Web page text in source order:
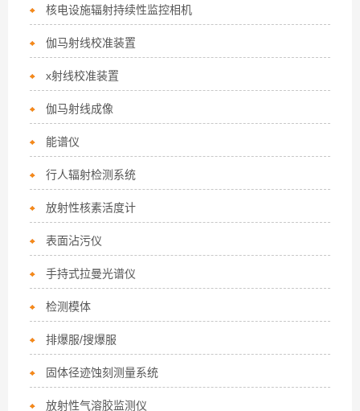
核电设施辐射持续性监控相机
伽马射线校准装置
x射线校准装置
伽马射线成像
能谱仪
行人辐射检测系统
放射性核素活度计
表面沾污仪
手持式拉曼光谱仪
检测模体
排爆服/搜爆服
固体径迹蚀刻测量系统
放射性气溶胶监测仪